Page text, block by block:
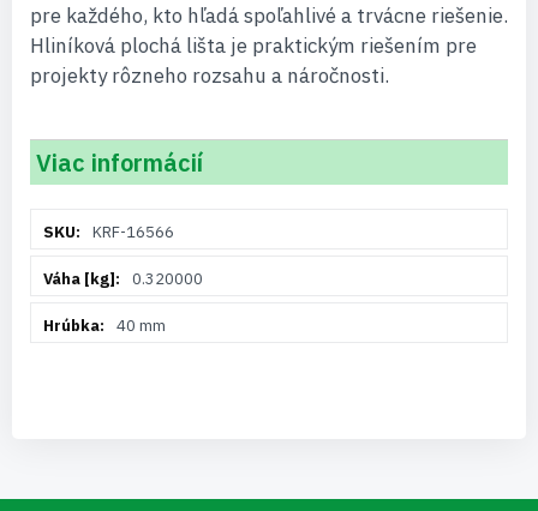
pre každého, kto hľadá spoľahlivé a trvácne riešenie.
Hliníková plochá lišta je praktickým riešením pre
projekty rôzneho rozsahu a náročnosti.
Viac informácií
informáciíKRF-16566
0.320000
40 mm